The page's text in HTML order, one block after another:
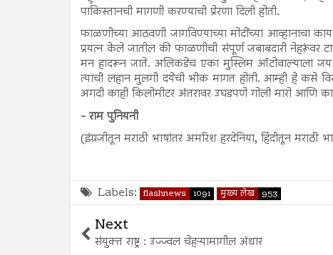
पाकिस्तानची मागणी करण्याची प्रेरणा दिली होती.
फाळणीच्या आठवणी जागविण्याच्या मोदींच्या आव्हानाचा
प्रयत्न केले जातील की फाळणीची संपूर्ण जबाबदारी नेहरूंवर
मन हादरून जाते. अलिकडेच एका मुस्लिम ऑटोवाल्याला जय
त्याची लहान मुलगी दयेची भीक मागत होती. आम्ही हे कसे
अगदी काही किलोमीटर अंतरावर उघडपणे गोली मारो आणि
- राम पुनियनी
(इंग्रजीतून मराठी भाषांतर अमरिश हरदेनिया, हिंदीतून
Labels: flashnews 1091 मुख्य लेख 953
Next
संयुक्त राष्ट्र : उज्ज्वल चेहऱ्यामागील अंधार